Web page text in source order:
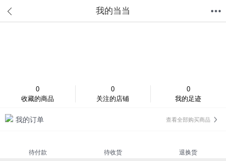
我的当当
0
收藏的商品
0
关注的店铺
0
我的足迹
我的订单 查看全部购买商品
待付款 待收货 退换货